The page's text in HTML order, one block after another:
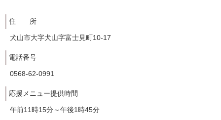
住 所
犬山市大字犬山字富士見町10-17
電話番号
0568-62-0991
応援メニュー提供時間
午前11時15分～午後1時45分